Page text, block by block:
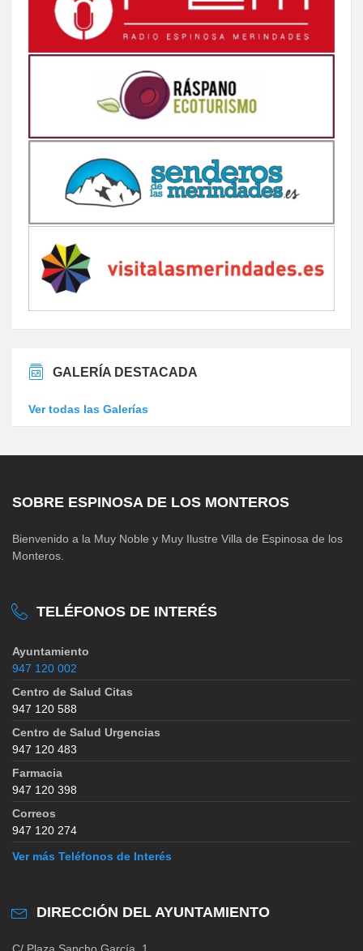
GALERÍA DESTACADA
Ver todas las Galerías
SOBRE ESPINOSA DE LOS MONTEROS
Bienvenido a la Muy Noble y Muy Ilustre Villa de Espinosa de los
Monteros.
TELÉFONOS DE INTERÉS
Ayuntamiento
947 120 002
Centro de Salud Citas
947 120 588
Centro de Salud Urgencias
947 120 483
Farmacia
947 120 398
Correos
947 120 274
Ver más Teléfonos de Interés
DIRECCIÓN DEL AYUNTAMIENTO
C/ Plaza Sancho García, 1